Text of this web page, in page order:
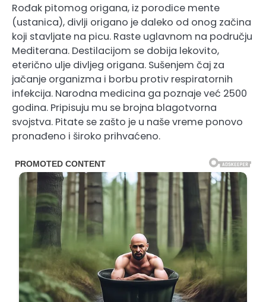
Rođak pitomog origana, iz porodice mente
(ustanica), divlji origano je daleko od onog začina
koji stavljate na picu. Raste uglavnom na području
Mediterana. Destilacijom se dobija lekovito,
eterično ulje divljeg origana. Sušenjem čaj za
jačanje organizma i borbu protiv respiratornih
infekcija. Narodna medicina ga poznaje već 2500
godina. Pripisuju mu se brojna blagotvorna
svojstva. Pitate se zašto je u naše vreme ponovo
pronađeno i široko prihvaćeno.